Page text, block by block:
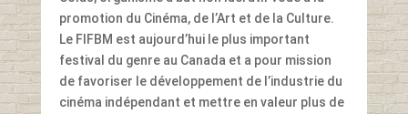
promotion du Cinéma, de l’Art et de la Culture.
Le FIFBM est aujourd’hui le plus important
festival du genre au Canada et a pour mission
de favoriser le développement de l’industrie du
cinéma indépendant et mettre en valeur plus de